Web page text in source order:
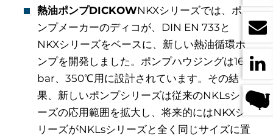
熱油ポンプDICKOWNKXシリーズでは、ポ
ンプメーカーのディコが、DIN EN 733と
NKXシリーズをベースに、新しい熱油循環ポ
ンプを開発しました。ポンプハウジングは16
bar、350℃用に設計されています。その結
果、新しいポンプシリーズは従来のNKLsシリ
ーズの応用範囲を拡大し、将来的にはNKXシ
リーズがNKLsシリーズと全く同じサイズに置